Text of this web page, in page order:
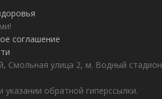
соглашение
Смольная улица 2, м. Водный стадион
обратной гиперссылки.